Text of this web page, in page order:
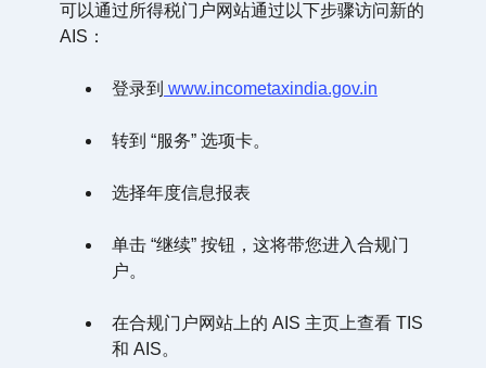
可以通过所得税门户网站通过以下步骤访问新的
AIS：
登录到 www.incometaxindia.gov.in
转到 “服务” 选项卡。
选择年度信息报表
单击 “继续” 按钮，这将带您进入合规门
户。
在合规门户网站上的 AIS 主页上查看 TIS
和 AIS。